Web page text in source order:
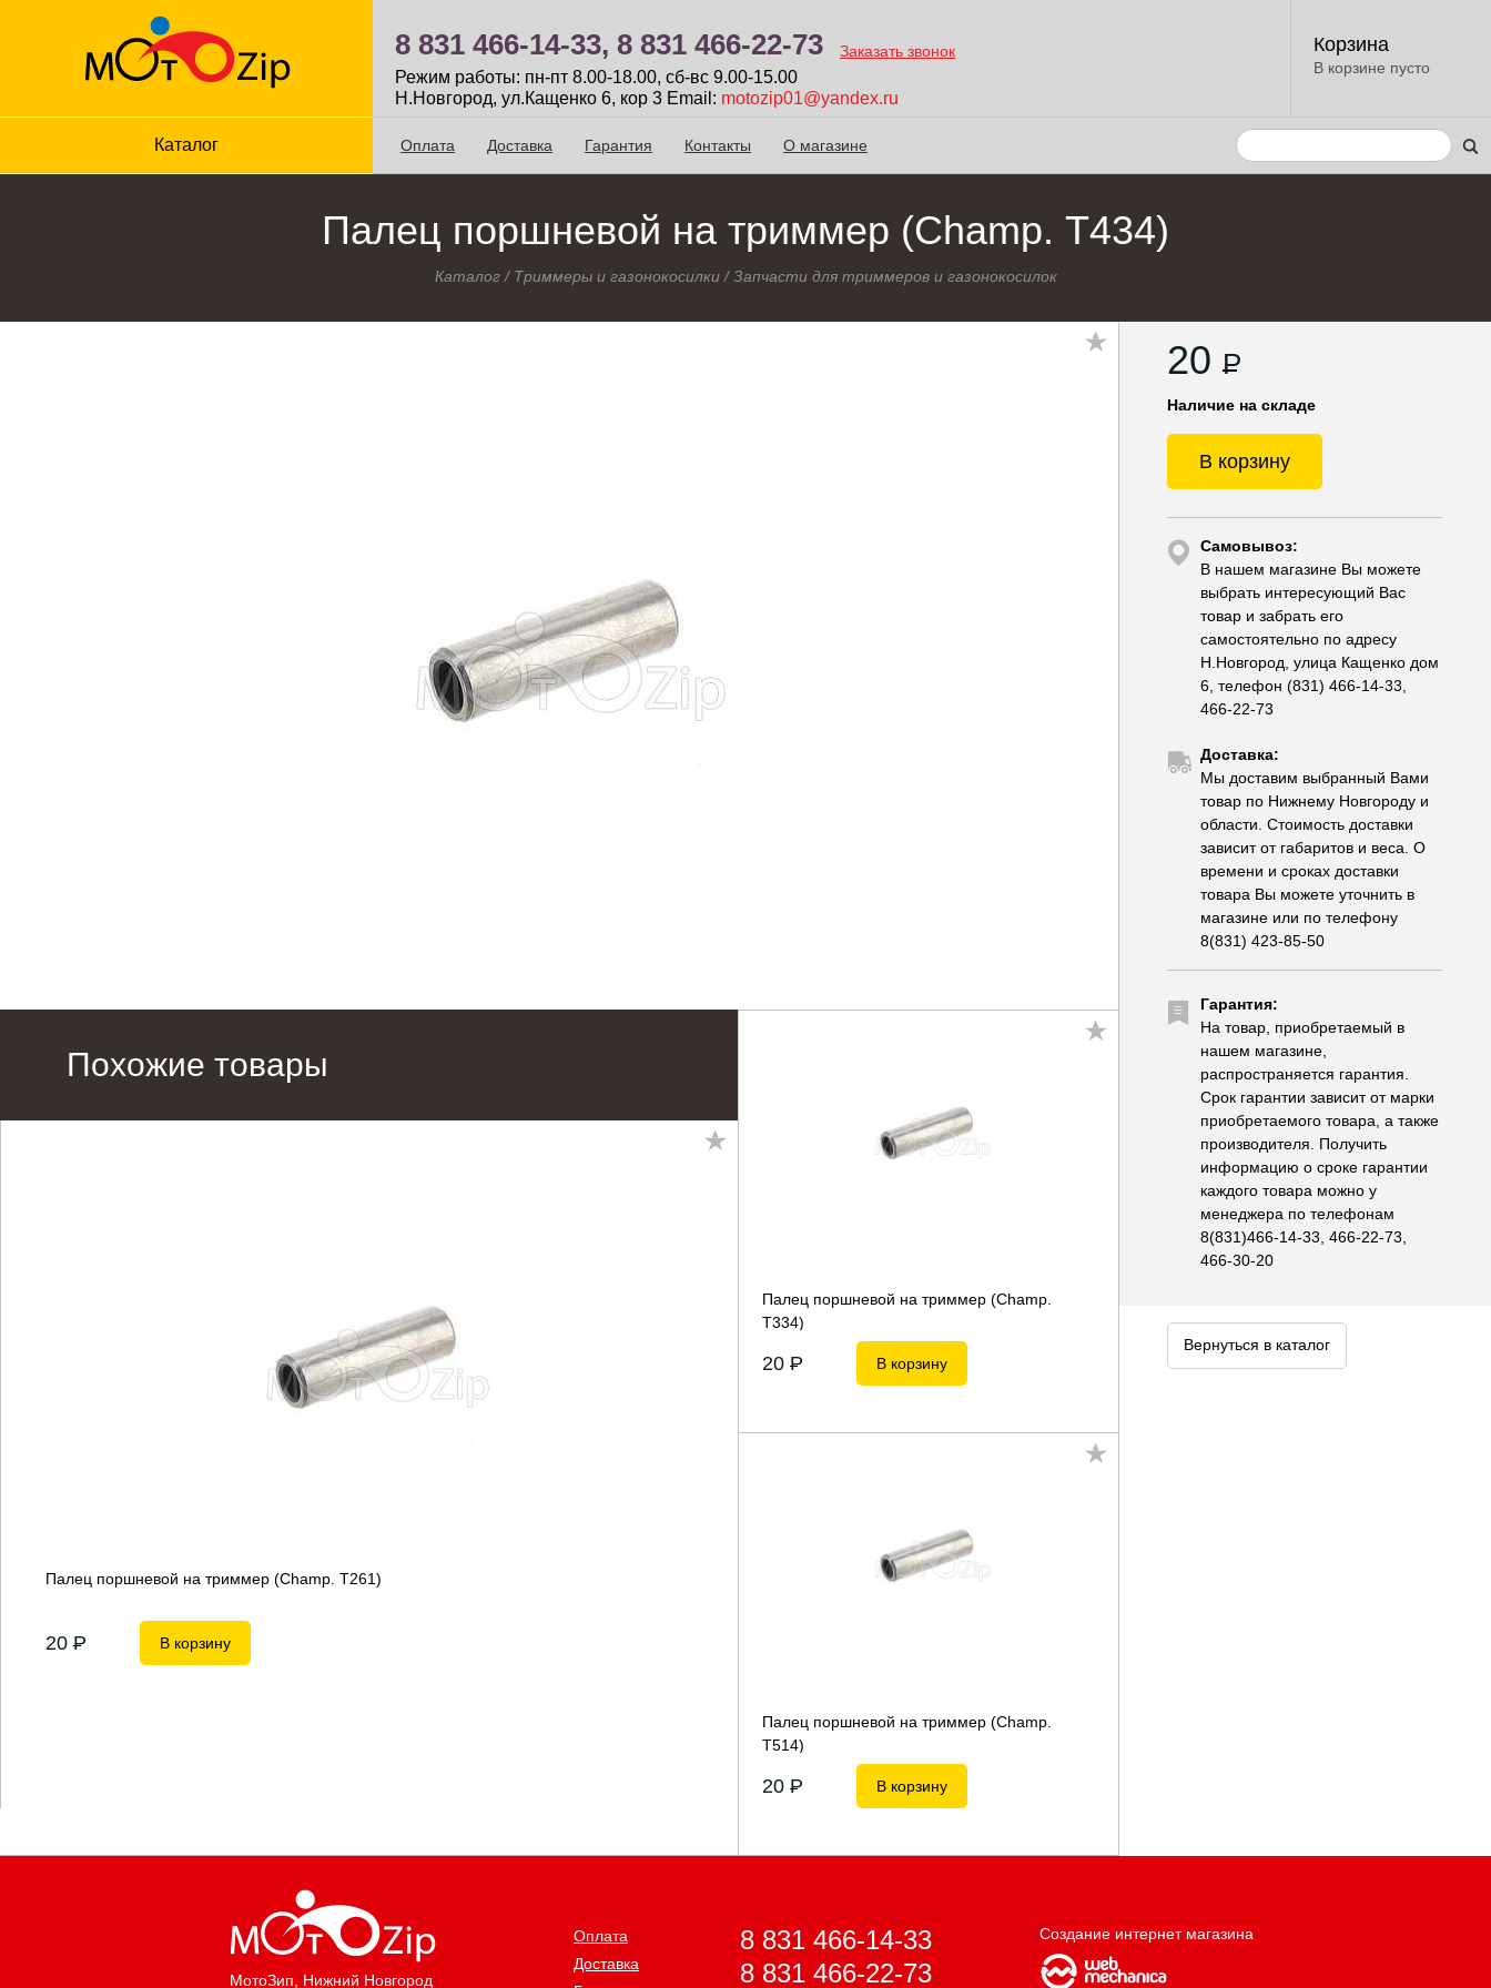
8 831 466-14-33, 8 831 466-22-73 Заказать звонок
Режим работы: пн-пт 8.00-18.00, сб-вc 9.00-15.00
Н.Новгород, ул.Кащенко 6, кор 3 Email: motozip01@yandex.ru
Корзина
В корзине пусто
Каталог Оплата Доставка Гарантия Контакты О магазине
Палец поршневой на триммер (Champ. Т434)
Каталог/ Триммеры и газонокосилки/Запчасти для триммеров и газонокосилок
20 P
Наличие на складе
В корзину
Самовывоз:
В нашем магазине Вы можете
выбрать интересующий Вас
товар и забрать его
самостоятельно по адресу
Н.Новгород, улица Кащенко дом
6, телефон (831) 466-14-33,
466-22-73
Доставка:
Мы доставим выбранный Вами
товар по Нижнему Новгороду и
области. Стоимость доставки
зависит от габаритов и веса. О
времени и сроках доставки
товара Вы можете уточнить в
магазине или по телефону
8(831) 423-85-50
Гарантия:
На товар, приобретаемый в
нашем магазине,
распространяется гарантия.
Срок гарантии зависит от марки
приобретаемого товара, а также
производителя. Получить
информацию о сроке гарантии
каждого товара можно у
менеджера по телефонам
8(831)466-14-33, 466-22-73,
466-30-20
Вернуться в каталог
Похожие товары
Палец поршневой на триммер (Champ. Т261)
20 P В корзину
Палец поршневой на триммер (Champ.
Т334)
20 P В корзину
Палец поршневой на триммер (Champ.
Т514)
20 P В корзину
МотоЗип , Нижний Новгород
Оплата
Доставка
8 831 466-14-33
8 831 466-22-73
Создание интернет магазина